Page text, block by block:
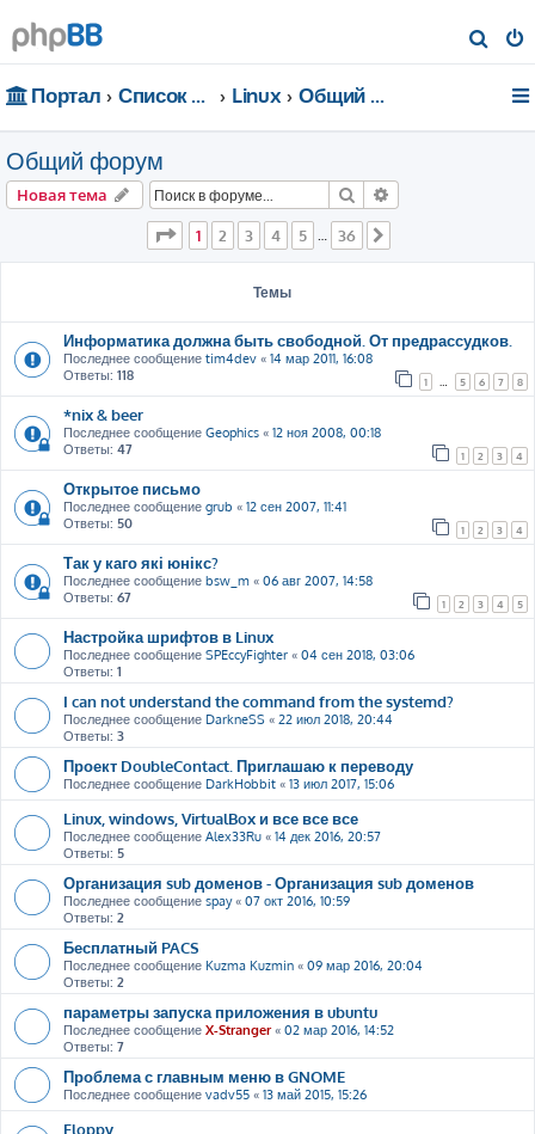
о
Портал Список форумов Linux Общий форум
Общий форум
Новая тема Поиск
Страница из 36
1 2 3 4 5 … 36
Темы
Информатика должна быть свободной. От предрассудков.
Последнее сообщение tim4dev « 14 мар 2011, 16:08
Ответы: 118 1 5 6 7 8
*nix & beer
Последнее сообщение Geophics « 12 ноя 2008, 00:18
Ответы: 47 1 2 3 4
Открытое письмо
Последнее сообщение grub « 12 сен 2007, 11:41
Ответы: 50 1 2 3 4
Так у каго які юнікс?
Последнее сообщение bsw_m « 06 авг 2007, 14:58
Ответы: 67 1 2 3 4 5
Настройка шрифтов в Linux
Последнее сообщение SPEccyFighter « 04 сен 2018, 03:06
Ответы: 1
I can not understand the command from the systemd?
Последнее сообщение DarkneSS « 22 июл 2018, 20:44
Ответы: 3
Проект DoubleContact. Приглашаю к переводу
Последнее сообщение DarkHobbit « 13 июл 2017, 15:06
Linux, windows, VirtualBox и все все все
Последнее сообщение Alex33Ru « 14 дек 2016, 20:57
Ответы: 5
Организация sub доменов - Организация sub доменов
Последнее сообщение spay« 07 окт 2016, 10:59
Ответы: 2
Бесплатный PACS
Последнее сообщение Kuzma Kuzmin « 09 мар 2016, 20:04
Ответы: 2
параметры запуска приложения в ubuntu
Последнее сообщение X-Stranger« 02 мар 2016, 14:52
Ответы: 7
Проблема с главным меню в GNOME
Последнее сообщение vadv55 « 13 май 2015, 15:26
Floppy